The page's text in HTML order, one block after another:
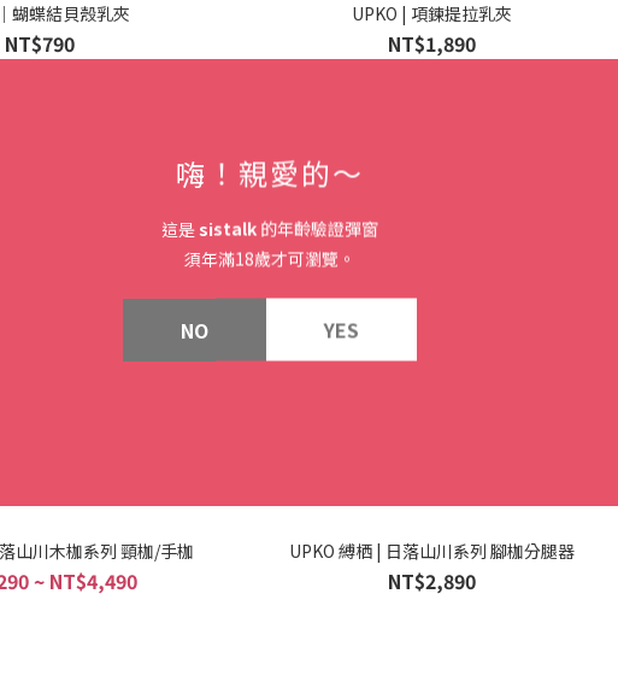
蝴蝶結貝殼乳夾
NT$790
UPKO | 項鍊提拉乳夾
NT$1,890
山川木枷系列 頸枷/手枷
~ NT$4,490
🌄新中式美學古代木枷🔒
UPKO 縛栖 | 日落山川系列 腳枷分腿器
NT$2,890
嗨！親愛的～
這是sistalk 的年齡驗證彈窗
須年滿18歲才可瀏覽。
NO YES